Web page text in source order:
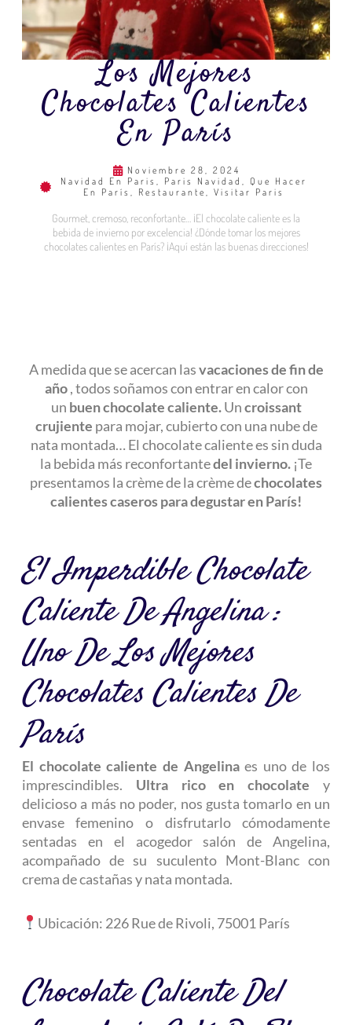
Los Mejores
Chocolates Calientes
En París
Noviembre 28, 2024
Navidad En Paris , Paris Navidad , Que Hacer
En París , Restaurante , Visitar Paris
Gourmet, cremoso, reconfortante… ¡El chocolate caliente es la
bebida de invierno por excelencia! ¿Dónde tomar los mejores
chocolates calientes en París? ¡Aquí están las buenas direcciones!
A medida que se acercan lasvacaciones de fin de
año, todos soñamos con entrar en calor con
un buen chocolate caliente.Uncroissant
crujiente para mojar, cubierto con una nube de
nata montada… El chocolate caliente es sin duda
la bebida más reconfortantedel invierno. ¡Te
presentamos la crème de la crème dechocolates
calientes caseros para degustar en París!
El Imperdible Chocolate
Caliente De Angelina :
Uno De Los Mejores
Chocolates Calientes De
París
El chocolate caliente de Angelinaes uno de los
imprescindibles. Ultra rico en chocolate y
delicioso a más no poder, nos gusta tomarlo en un
envase femenino o disfrutarlo cómodamente
sentadas en el acogedor salón de Angelina,
acompañado de su suculento Mont-Blanc con
crema de castañas y nata montada.
Ubicación: 226 Rue de Rivoli, 75001 París
Chocolate Caliente Del